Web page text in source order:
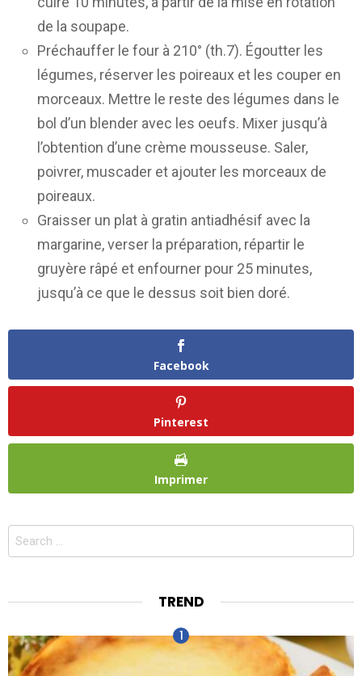
de la soupape.
Préchauffer le four à 210° (th.7). Égoutter les
légumes, réserver les poireaux et les couper en
morceaux. Mettre le reste des légumes dans le
bol d’un blender avec les oeufs. Mixer jusqu’à
l’obtention d’une crème mousseuse. Saler,
poivrer, muscader et ajouter les morceaux de
poireaux.
Graisser un plat à gratin antiadhésif avec la
margarine, verser la préparation, répartir le
gruyère râpé et enfourner pour 25 minutes,
jusqu’à ce que le dessus soit bien doré.
Facebook
Pinterest
Imprimer
Search
TREND